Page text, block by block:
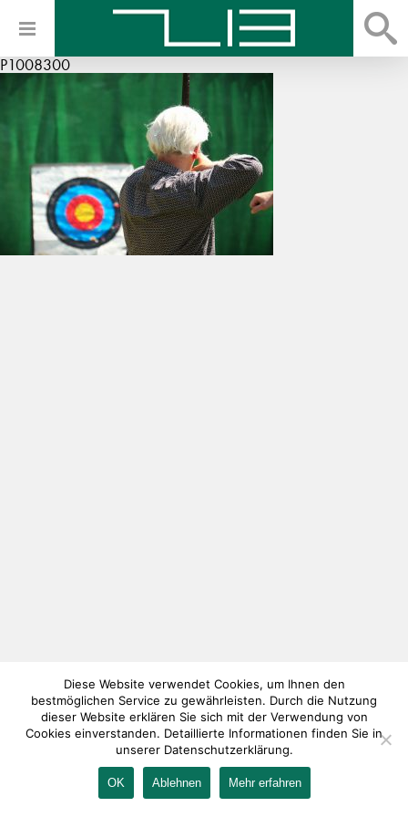
P1008300
IMPRESSUM KONTAKT AGB DATENSCHUTZ
Diese Website verwendet Cookies, um Ihnen den
bestmöglichen Service zu gewährleisten. Durch die Nutzung
dieser Website erklären Sie sich mit der Verwendung von
Cookies einverstanden. Detaillierte Informationen finden Sie in
unserer Datenschutzerklärung.
OK Ablehnen Mehr erfahren